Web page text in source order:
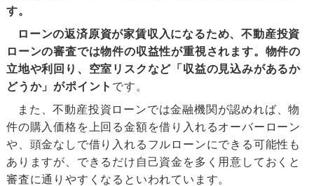
す。
ローンの返済原資が家賃収入になるため、不動産投資
ローンの審査では物件の収益性が重視され ます。 物件の
立地や利回り、空室リスクなど「収益の見込みがあるか
どうか」がポイント です。
また、不動産投資ローンでは金融機関が認めれば、物
件の購入価格を上回る金額を借り入れるオーバーローン
や、頭金なしで借り入れるフルローンにできる可能性も
ありますが、できるだけ自己資金を多く用意しておくと
審査に通りやすくなるといわれています。